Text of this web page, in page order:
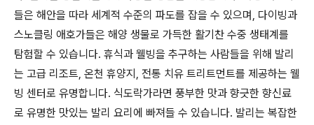
들은 해안을 따라 세계적 수준의 파도를 잡을 수 있으며, 다이빙과
스노클링 애호가들은 해양 생물로 가득한 활기찬 수중 생태계를
탐험할 수 있습니다. 휴식과 웰빙을 추구하는 사람들을 위해 발리
는 고급 리조트, 온천 휴양지, 전통 치유 트리트먼트를 제공하는 웰
빙 센터로 유명합니다. 식도락가라면 풍부한 맛과 향긋한 향신료
로 유명한 맛있는 발리 요리에 빠져들 수 있습니다. 발리는 복잡한